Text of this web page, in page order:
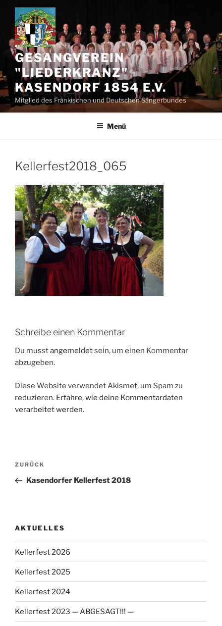
Zum
Inhalt
springen
GESANGVEREIN
"LIEDERKRANZ"
KASENDORF 1854 E.V.
Mitglied des Fränkischen und Deutschen Sängerbundes
Menü
Kellerfest2018_065
Schreibe einen Kommentar
Du musstangemeldetsein, um einen Kommentar
abzugeben.
Diese Website verwendet Akismet, um Spam zu
reduzieren. Erfahre, wie deine Kommentardaten
verarbeitet werden.
Beitragsnavigation
Vorheriger
Beitrag
ZURÜCK
Kasendorfer Kellerfest 2018
AKTUELLES
Kellerfest 2026
Kellerfest 2025
Kellerfest 2024
Kellerfest 2023 — ABGESAGT!!! —